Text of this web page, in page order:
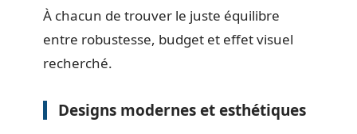
À chacun de trouver le juste équilibre
entre robustesse, budget et effet visuel
recherché.
Designs modernes et esthétiques